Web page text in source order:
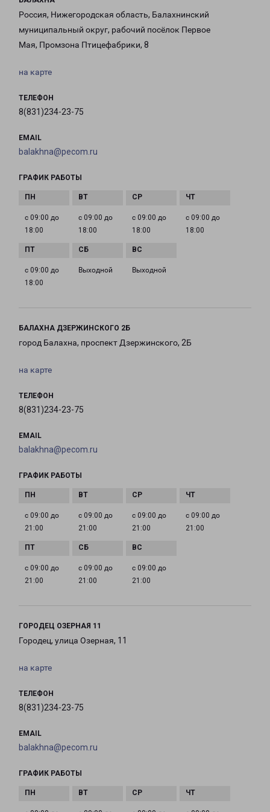
Россия, Нижегородская область, Балахнинский
муниципальный округ, рабочий посёлок Первое
Мая, Промзона Птицефабрики, 8
на карте
ТЕЛЕФОН
8(831)234-23-75
EMAIL
balakhna@pecom.ru
ГРАФИК РАБОТЫ
с 09:00 до
18:00
с 09:00 до
18:00
с 09:00 до
18:00
с 09:00 до
18:00
с 09:00 до
18:00
Выходной Выходной
БАЛАХНА ДЗЕРЖИНСКОГО 2Б
город Балахна, проспект Дзержинского, 2Б
на карте
ТЕЛЕФОН
8(831)234-23-75
EMAIL
balakhna@pecom.ru
ГРАФИК РАБОТЫ
с 09:00 до
21:00
с 09:00 до
21:00
с 09:00 до
21:00
с 09:00 до
21:00
с 09:00 до
21:00
с 09:00 до
21:00
с 09:00 до
21:00
ГОРОДЕЦ ОЗЕРНАЯ 11
Городец, улица Озерная, 11
на карте
ТЕЛЕФОН
8(831)234-23-75
EMAIL
balakhna@pecom.ru
ГРАФИК РАБОТЫ